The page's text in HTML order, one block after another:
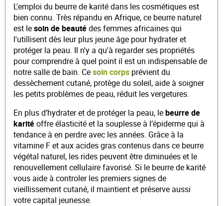
L'emploi du beurre de karité dans les cosmétiques est
bien connu. Très répandu en Afrique, ce beurre naturel
est lesoin de beautédes femmes africaines qui
l'utillisent dès leur plus jeune âge pour hydrater et
protéger la peau. Il n'y a qu'à regarder ses propriétés
pour comprendre à quel point il est un indispensable de
notre salle de bain. Cesoin corps prévient du
dessèchement cutané, protège du soleil, aide à soigner
les petits problèmes de peau, réduit les vergetures.
En plus d’hydrater et de protéger la peau, lebeurre de
karitéoffre élasticité et la souplesse à l’épiderme qui à
tendance à en perdre avec les années. Grâce à la
vitamine F et aux acides gras contenus dans ce beurre
végétal naturel, les rides peuvent être diminuées et le
renouvellement cellulaire favorisé. Si le beurre de karité
vous aide à controler les premiers signes de
vieillissement cutané, il maintient et préserve aussi
votre capital jeunesse.